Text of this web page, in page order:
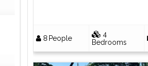
8 People
4
Bedrooms